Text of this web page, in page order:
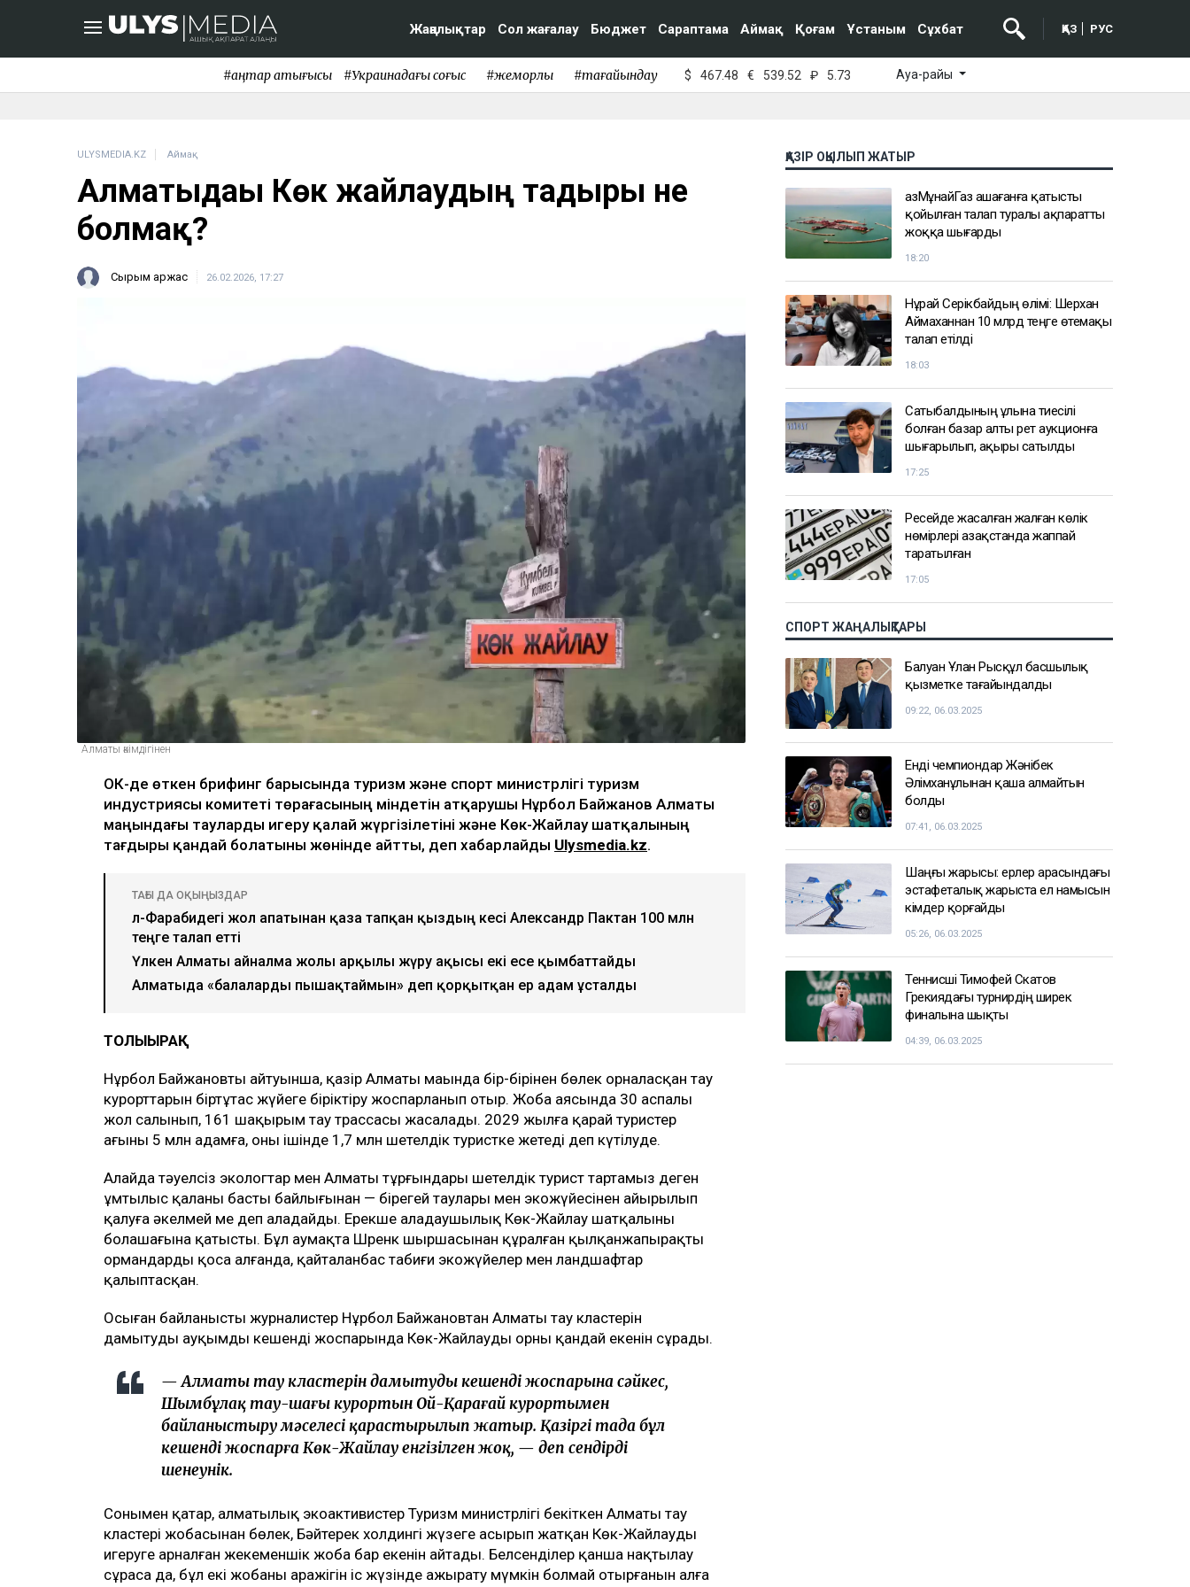
Жаңалықтар Сол жағалау Бюджет Сараптама Аймақ Қоғам Ұстаным Сұхбат ҚАЗ РУС
#қаңтар қақтығысы #Украинадағы соғыс #жемқорлық #тағайындау $ 467.48 € 539.52 ₽ 5.73 Ауа-райы
ULYSMEDIA.KZ Аймақ
Алматыдағы Көк жайлаудың тағдыры не
болмақ?
Сырым Қаржас 26.02.2026, 17:27
Алматы әкімдігінен
ОКҚ-де өткен брифинг барысында туризм және спорт министрлігі туризм
индустриясы комитеті төрағасының міндетін атқарушы Нұрбол Байжанов Алматы
маңындағы тауларды игеру қалай жүргізілетіні және Көк-Жайлау шатқалының
тағдыры қандай болатыны жөнінде айтты, деп хабарлайды Ulysmedia.kz.
ТАҒЫ ДА ОҚЫҢЫЗДАР
әл-Фарабидегі жол апатынан қаза тапқан қыздың әкесі Александр Пактан 100 млн
теңге талап етті
Үлкен Алматы айналма жолы арқылы жүру ақысы екі есе қымбаттайды
Алматыда «балаларды пышақтаймын» деп қорқытқан ер адам ұсталды
ТОЛЫҒЫРАҚ
Нұрбол Байжановтың айтуынша, қазір Алматы маңында бір-бірінен бөлек орналасқан тау
курорттарын біртұтас жүйеге біріктіру жоспарланып отыр. Жоба аясында 30 аспалы
жол салынып, 161 шақырым тау трассасы жасалады. 2029 жылға қарай туристер
ағыны 5 млн адамға, оның ішінде 1,7 млн шетелдік туристке жетеді деп күтілуде.
Алайда тәуелсіз экологтар мен Алматы тұрғындары шетелдік турист тартамыз деген
ұмтылыс қаланың басты байлығынан — бірегей таулары мен экожүйесінен айырылып
қалуға әкелмей ме деп алаңдайды. Ерекше алаңдаушылық Көк-Жайлау шатқалының
болашағына қатысты. Бұл аумақта Шренк шыршасынан құралған қылқанжапырақты
ормандарды қоса алғанда, қайталанбас табиғи экожүйелер мен ландшафтар
қалыптасқан.
Осыған байланысты журналистер Нұрбол Байжановтан Алматы тау кластерін
дамытудың ауқымды кешенді жоспарында Көк-Жайлаудың орны қандай екенін сұрады.
— Алматы тау кластерін дамытудың кешенді жоспарына сәйкес,
Шымбұлақ тау-шаңғы курортын Ой-Қарағай курортымен
байланыстыру мәселесі қарастырылып жатыр. Қазіргі таңда бұл
кешенді жоспарға Көк-Жайлау енгізілген жоқ, — деп сендірді
шенеунік.
Сонымен қатар, алматылық экоактивистер Туризм министрлігі бекіткен Алматы тау
кластері жобасынан бөлек, Бәйтерек холдингі жүзеге асырып жатқан Көк-Жайлауды
игеруге арналған жекеменшік жоба бар екенін айтады. Белсенділер қанша нақтылау
сұраса да, бұл екі жобаның аражігін іс жүзінде ажырату мүмкін болмай отырғанын алға
ҚАЗІР ОҚЫЛЫП ЖАТЫР
ҚазМұнайГаз Қашағанға қатысты
қойылған талап туралы ақпаратты
жоққа шығарды
18:20
Нұрай Серікбайдың өлімі: Шерхан
Аймаханнан 10 млрд теңге өтемақы
талап етілді
18:03
Сатыбалдының ұлына тиесілі
болған базар алты рет аукционға
шығарылып, ақыры сатылды
17:25
Ресейде жасалған жалған көлік
нөмірлері Қазақстанда жаппай
таратылған
17:05
СПОРТ ЖАҢАЛЫҚТАРЫ
Балуан Ұлан Рысқұл басшылық
қызметке тағайындалды
09:22, 06.03.2025
Енді чемпиондар Жәнібек
Әлімханұлынан қаша алмайтын
болды
07:41, 06.03.2025
Шаңғы жарысы: ерлер арасындағы
эстафеталық жарыста ел намысын
кімдер қорғайды
05:26, 06.03.2025
Теннисші Тимофей Скатов
Грекиядағы турнирдің ширек
финалына шықты
04:39, 06.03.2025